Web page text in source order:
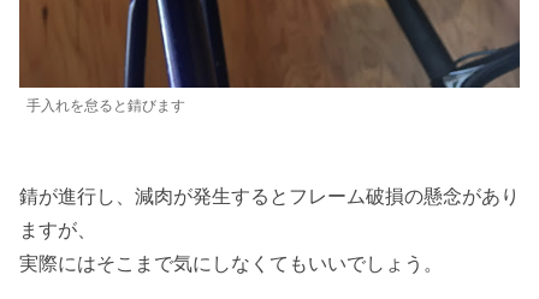
手入れを怠ると錆びます
錆が進行し、減肉が発生するとフレーム破損の懸念があり
ますが、
実際にはそこまで気にしなくてもいいでしょう。